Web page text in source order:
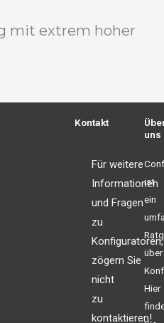
mit extrem hoher
uns
Kontakt
ist
ein
über
Hier
Für weitere
Informationen
und Fragen
zu
Konfiguratoren,
zögern Sie
nicht
zu
kontaktieren!